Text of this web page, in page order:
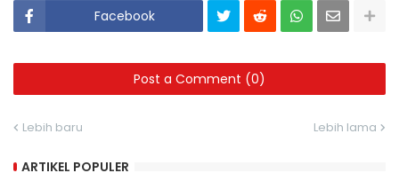
Facebook
Post a Comment (0)
Lebih baru Lebih lama
ARTIKEL POPULER